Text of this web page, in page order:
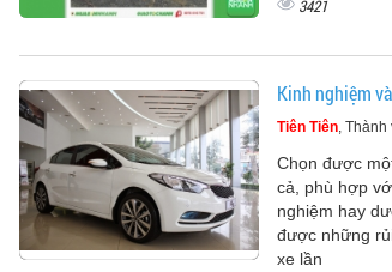
3421
Kinh nghiệm
Tiên Tiên, Thành
Chọn được
cả, phù hợp
nghiệm hay
được những
xe lần